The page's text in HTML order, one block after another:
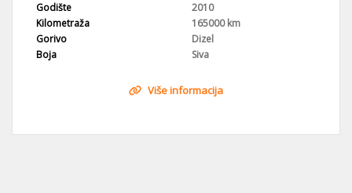
Godište
2010
Kilometraža
165000 km
Gorivo
Dizel
Boja
Siva
Više informacija